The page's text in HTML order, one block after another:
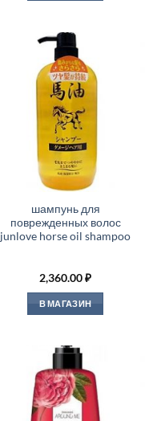
шампунь для
поврежденных волос
junlove horse oil shampoo
2,360.00₽
В МАГАЗИН